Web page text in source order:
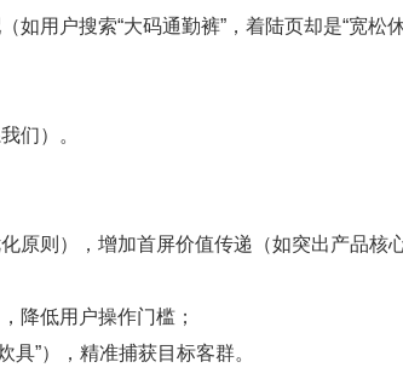
用户搜索“大码通勤裤”，着陆页却是“宽松
们）。
原则），增加首屏价值传递（如突出产品核
降低用户操作门槛；
”），精准捕获目标客群。